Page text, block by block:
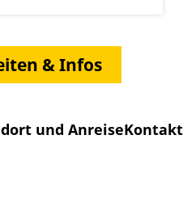
& Infos
und AnreiseKontakt